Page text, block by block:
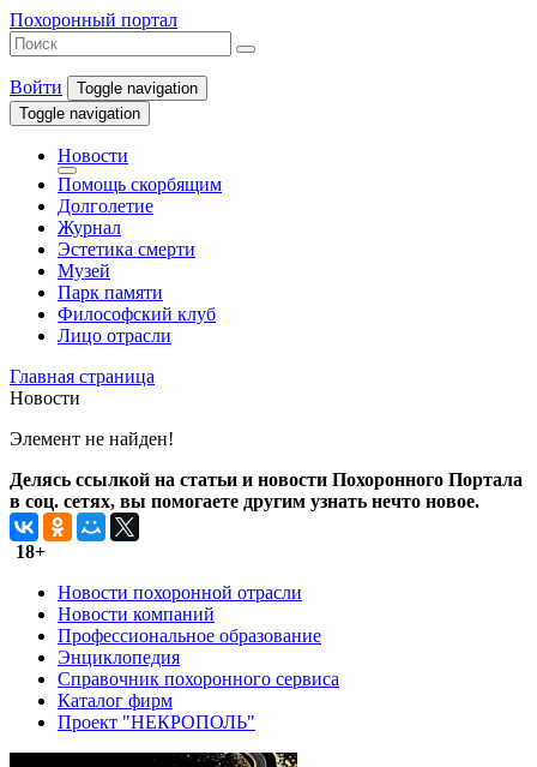
Похоронный портал
Войти
Toggle navigation
Toggle navigation
Новости
Помощь скорбящим
Долголетие
Журнал
Эстетика смерти
Музей
Парк памяти
Философский клуб
Лицо отрасли
Главная страница
Новости
Элемент не найден!
Делясь ссылкой на статьи и новости Похоронного Портала
в соц. сетях, вы помогаете другим узнать нечто новое.
18+
Новости похоронной отрасли
Новости компаний
Профессиональное образование
Энциклопедия
Справочник похоронного сервиса
Каталог фирм
Проект "НЕКРОПОЛЬ"